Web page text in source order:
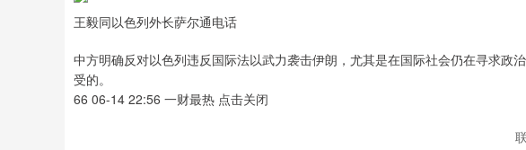
王毅同以色列外长萨尔通电话
中方明确反对以色列违反国际法以武力袭击伊朗，尤其是在国际社会仍在寻求政
受的。
66 06-14 22:56 一财最热 点击关闭